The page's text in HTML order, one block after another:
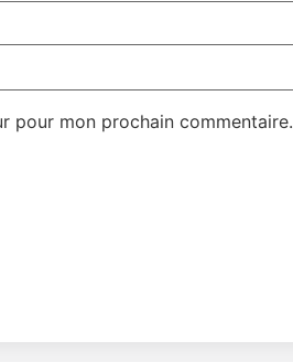
pour mon prochain commentaire.